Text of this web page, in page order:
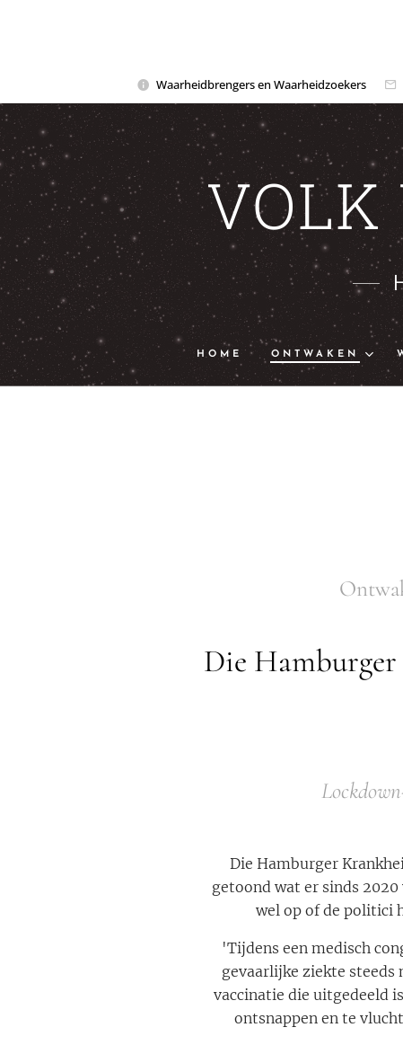
Waarheidbrengers en Waarheidzoekers
VOLK
HOME ONTWAKEN
Die
Die Hamburger
getoond wat er sinds
wel op of de politici
'Tijdens een medisch
gevaarlijke ziekte steeds
vaccinatie die uitgedeeld
ontsnappen en te